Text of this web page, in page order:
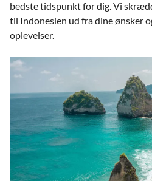
bedste tidspunkt for dig. Vi
til Indonesien ud fra dine ønsker
oplevelser.